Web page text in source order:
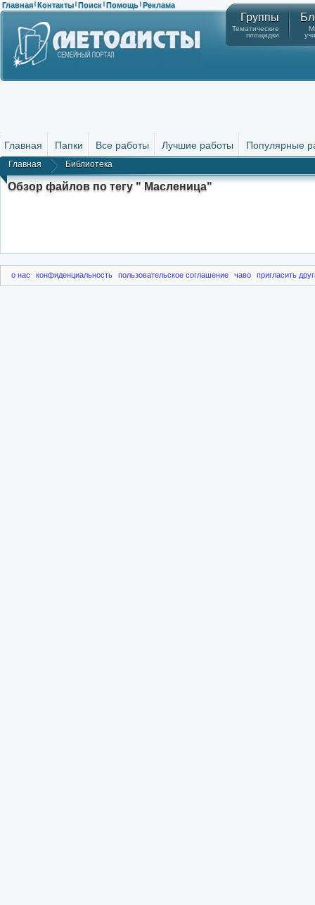
Главная | Контакты | Поиск | Помощь | Реклама
Группы
Тематические
площадки
Главная Папки Все работы Лучшие работы Популярные
Главная Библиотека
Обзор файлов по тегу " Масленица"
о нас конфиденциальность пользовательское соглашение чаво пригласить